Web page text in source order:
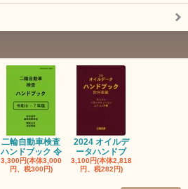
二輪自動車検査
ハンドブック 令
3,300円(本体3,000
円、税300円)
2024 オイルデ
ータハンドブ
3,100円(本体2,818
円、税282円)